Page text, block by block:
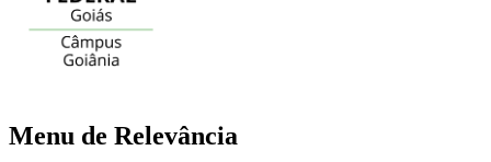
Menu de Relevância